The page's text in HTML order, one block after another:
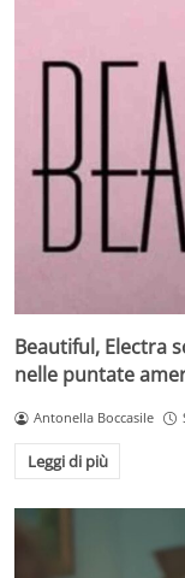
Beautiful, Electra
nelle puntate
Antonella Boccasile
Leggi di più